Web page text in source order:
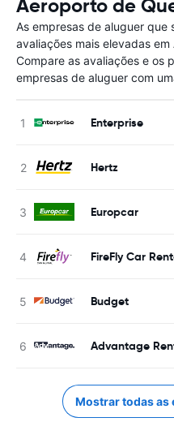
Aeroporto de
As empresas de aluguer que
avaliações mais elevadas
Compare as avaliações e os
empresas de aluguer com
Enterprise
Hertz
Europcar
FireFly Car
Budget
Advantage
Mostrar todas as